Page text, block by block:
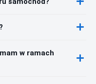
w ramach